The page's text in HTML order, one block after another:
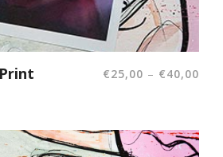
€25,00 – €40,00